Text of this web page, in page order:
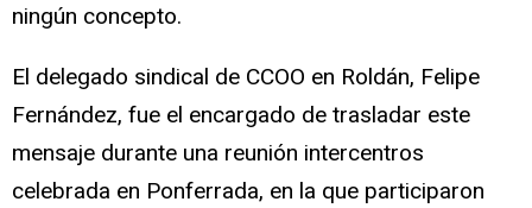
ningún concepto.
El delegado sindical de CCOO en Roldán, Felipe
Fernández, fue el encargado de trasladar este
mensaje durante una reunión intercentros
celebrada en Ponferrada, en la que participaron